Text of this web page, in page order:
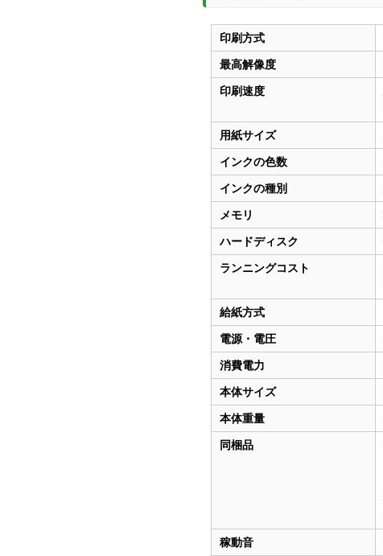
印刷方式
最高解像度
印刷速度
用紙サイズ
インクの色数
インクの種別
メモリ
ハードディスク
ランニングコスト
給紙方式
電源・電圧
消費電力
本体サイズ
本体重量
同梱品
稼動音